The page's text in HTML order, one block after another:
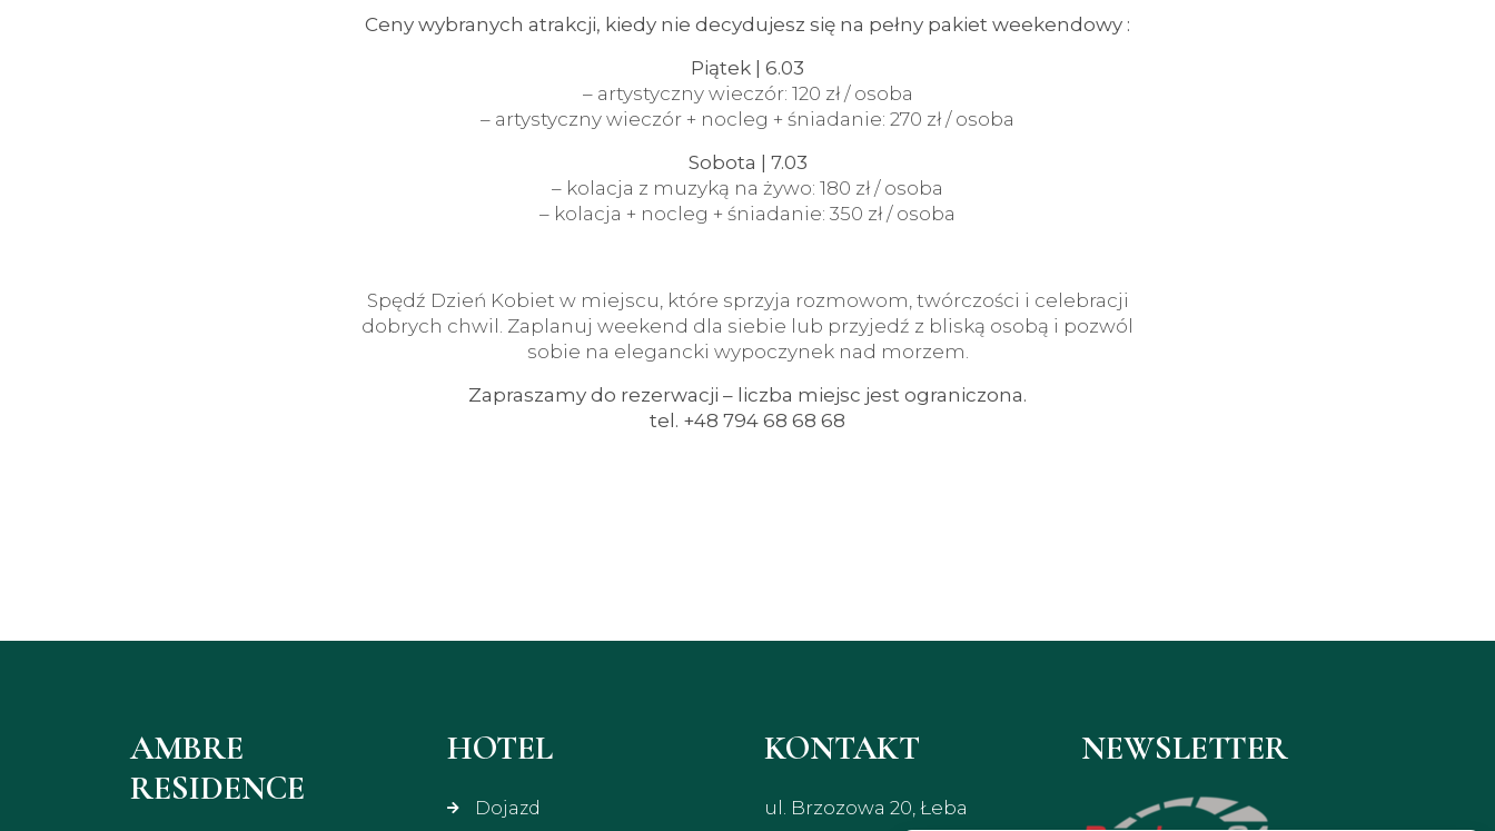
Ceny wybranych atrakcji, kiedy nie decydujesz się na pełny pakiet weekendowy :
Piątek | 6.03
– artystyczny wieczór: 120 zł / osoba
– artystyczny wieczór + nocleg + śniadanie: 270 zł / osoba
Sobota | 7.03
– kolacja z muzyką na żywo: 180 zł / osoba
– kolacja + nocleg + śniadanie: 350 zł / osoba
Spędź Dzień Kobiet w miejscu, które sprzyja rozmowom, twórczości i celebracji
dobrych chwil. Zaplanuj weekend dla siebie lub przyjedź z bliską osobą i pozwól
sobie na elegancki wypoczynek nad morzem.
Zapraszamy do rezerwacji – liczba miejsc jest ograniczona.
tel. +48 794 68 68 68
AMBRE
RESIDENCE
HOTEL
Dojazd
KONTAKT
ul. Brzozowa 20, Łeba
NEWSLETTER